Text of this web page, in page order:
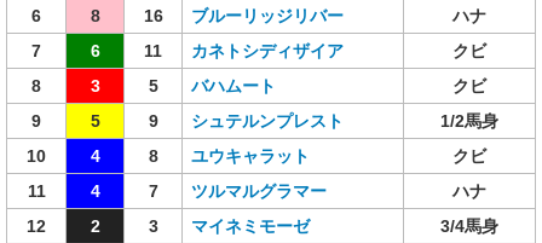
6
8 16 ブルーリッジリバー
ハナ
7
6 11 カネトシディザイア
クビ
8
3 5 バハムート
クビ
9
5 9 シュテルンプレスト
1/2馬身
10
4 8 ユウキャラット
クビ
11
4 7 ツルマルグラマー
ハナ
12
2 3 マイネミモーゼ
3/4馬身